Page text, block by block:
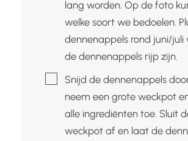
lang worden. Op de foto
welke soort we bedoelen.
dennenappels rond juni/juli
de dennenappels rijp zijn.
▢Snijd de dennenappels
neem een grote weckpot
alle ingrediënten toe. Sluit
weckpot af en laat de